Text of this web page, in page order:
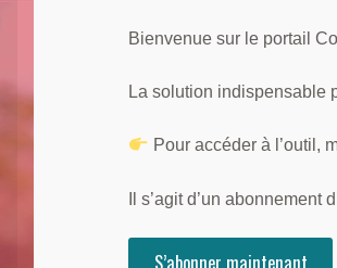
Bienvenue sur le portail
La solution indispensable
Pour accéder à l’outil,
Il s’agit d’un abonnement